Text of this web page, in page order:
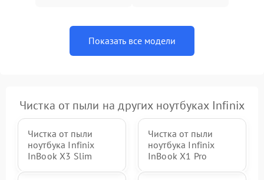
Показать все модели
Чистка от пыли на других ноутбуках Infinix
Чистка от пыли
ноутбука Infinix
InBook X3 Slim
Чистка от пыли
ноутбука Infinix
InBook X1 Pro